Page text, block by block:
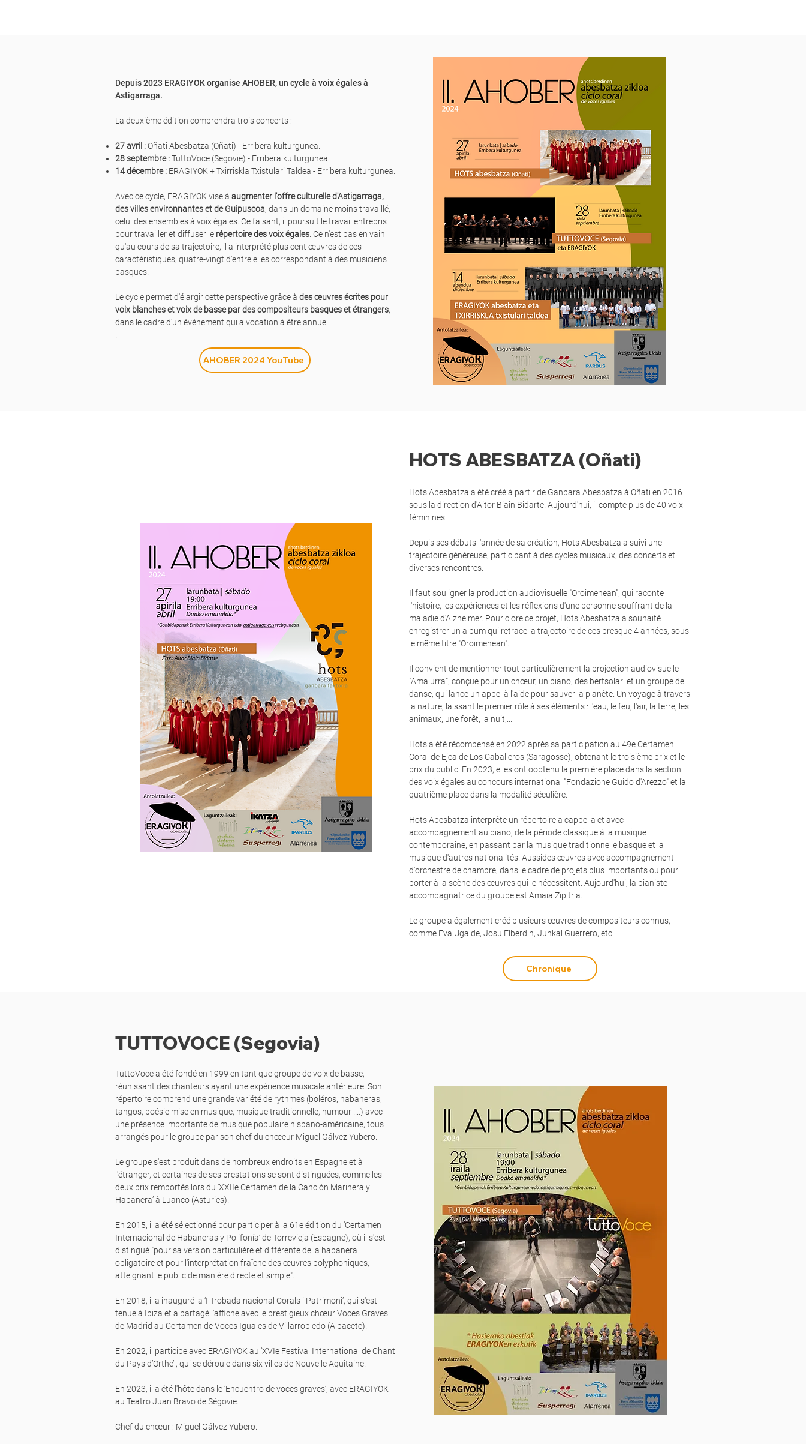
Depuis 2023 ERAGIYOK organise AHOBER, un cycle à voix égales à
Astigarraga.
La deuxième édition comprendra trois concerts :
27 avril :Oñati Abesbatza (Oñati) - Erribera kulturgunea.
28 septembre :TuttoVoce (Segovie) - Erribera kulturgunea.
14 décembre :ERAGIYOK + Txirriskla Txistulari Taldea - Erribera kulturgunea.
Avec ce cycle, ERAGIYOK vise à augmenter l'offre culturelle d'Astigarraga,
des villes environnantes et de Guipuscoa, dans un domaine moins travaillé,
celui des ensembles à voix égales. Ce faisant, il poursuit le travail entrepris
pour travailler et diffuser le répertoire des voix égales. Ce n'est pas en vain
qu'au cours de sa trajectoire, il a interprété plus cent œuvres de ces
caractéristiques, quatre-vingt d'entre elles correspondant à des musiciens
basques.
Le cycle permet d'élargir cette perspective grâce à des œuvres écrites pour
voix blanches et voix de basse par des compositeurs basques et étrangers,
dans le cadre d'un événement qui a vocation à être annuel.
AHOBER 2024 YouTube
HOTS ABESBATZA (Oñati)
Hots Abesbatza a été créé à partir de Ganbara Abesbatza à Oñati en 2016
sous la direction d'Aitor Biain Bidarte. Aujourd'hui, il compte plus de 40 voix
féminines.
Depuis ses débuts l'année de sa création, Hots Abesbatza a suivi une
trajectoire généreuse, participant à des cycles musicaux, des concerts et
diverses rencontres.
Il faut souligner la production audiovisuelle "Oroimenean", qui raconte
l'histoire, les expériences et les réflexions d'une personne souffrant de la
maladie d'Alzheimer. Pour clore ce projet, Hots Abesbatza a souhaité
enregistrer un album qui retrace la trajectoire de ces presque 4 années, sous
le même titre "Oroimenean".
Il convient de mentionner tout particulièrement la projection audiovisuelle
"Amalurra", conçue pour un chœur, un piano, des bertsolari et un groupe de
danse, qui lance un appel à l'aide pour sauver la planète. Un voyage à travers
la nature, laissant le premier rôle à ses éléments : l'eau, le feu, l'air, la terre, les
animaux, une forêt, la nuit,...
Hots a été récompensé en 2022 après sa participation au 49e Certamen
Coral de Ejea de Los Caballeros (Saragosse), obtenant le troisième prix et le
prix du public. En 2023, elles ont oobtenu la première place dans la section
des voix égales au concours international "Fondazione Guido d'Arezzo" et la
quatrième place dans la modalité séculière.
Hots Abesbatza interprète un répertoire a cappella et avec
accompagnement au piano, de la période classique à la musique
contemporaine, en passant par la musique traditionnelle basque et la
musique d'autres nationalités. Aussides œuvres avec accompagnement
d'orchestre de chambre, dans le cadre de projets plus importants ou pour
porter à la scène des œuvres qui le nécessitent. Aujourd'hui, la pianiste
accompagnatrice du groupe est Amaia Zipitria.
Le groupe a également créé plusieurs œuvres de compositeurs connus,
comme Eva Ugalde, Josu Elberdin, Junkal Guerrero, etc.
Chronique
TUTTOVOCE (Segovia)
TuttoVoce a été fondé en 1999 en tant que groupe de voix de basse,
réunissant des chanteurs ayant une expérience musicale antérieure. Son
répertoire comprend une grande variété de rythmes (boléros, habaneras,
tangos, poésie mise en musique, musique traditionnelle, humour ....) avec
une présence importante de musique populaire hispano-américaine, tous
arrangés pour le groupe par son chef du chœeur Miguel Gálvez Yubero.
Le groupe s'est produit dans de nombreux endroits en Espagne et à
l'étranger, et certaines de ses prestations se sont distinguées, comme les
deux prix remportés lors du ‘XXIIe Certamen de la Canción Marinera y
Habanera’ à Luanco (Asturies).
En 2015, il a été sélectionné pour participer à la 61e édition du ‘Certamen
Internacional de Habaneras y Polifonía’ de Torrevieja (Espagne), où il s'est
distingué "pour sa version particulière et différente de la habanera
obligatoire et pour l'interprétation fraîche des œuvres polyphoniques,
atteignant le public de manière directe et simple".
En 2018, il a inauguré la ‘I Trobada nacional Corals i Patrimoni’, qui s'est
tenue à Ibiza et a partagé l'affiche avec le prestigieux chœur Voces Graves
de Madrid au Certamen de Voces Iguales de Villarrobledo (Albacete).
En 2022, il participe avec ERAGIYOK au ‘XVIe Festival International de Chant
du Pays d’Orthe’ , qui se déroule dans six villes de Nouvelle Aquitaine.
En 2023, il a été l'hôte dans le ‘Encuentro de voces graves’, avec ERAGIYOK
au Teatro Juan Bravo de Ségovie.
Chef du chœur : Miguel Gálvez Yubero.